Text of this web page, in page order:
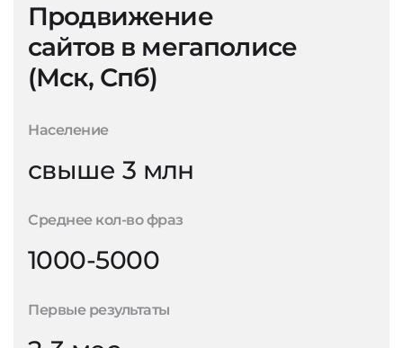
Продвижение
сайтов в мегаполисе
(Мск, Спб)
Население
свыше 3 млн
Среднее кол-во фраз
1000-5000
Первые результаты